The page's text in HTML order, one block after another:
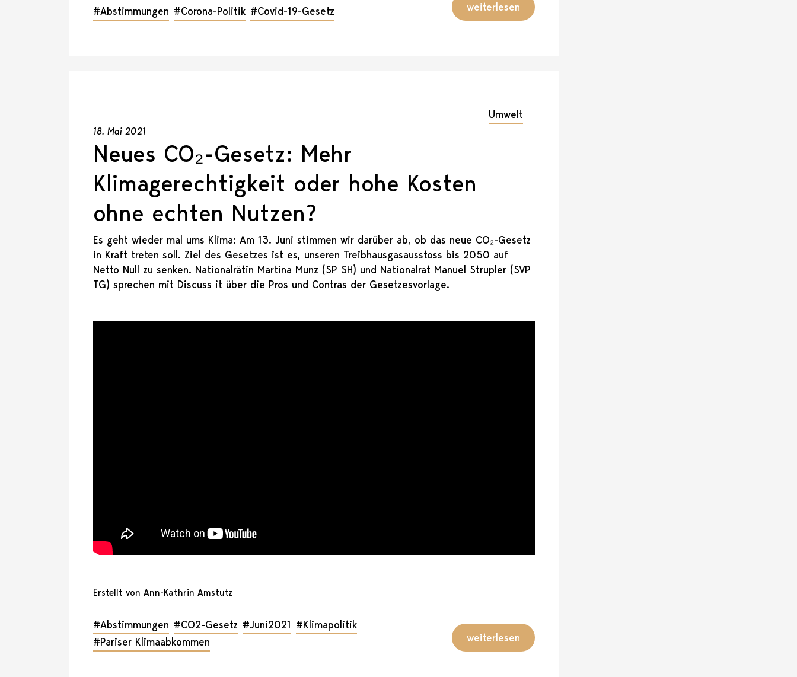
#Abstimmungen #Corona-Politik #Covid-19-Gesetz weiterlesen
Umwelt
18. Mai 2021
Neues CO₂-Gesetz: Mehr
Klimagerechtigkeit oder hohe Kosten
ohne echten Nutzen?
Es geht wieder mal ums Klima: Am 13. Juni stimmen wir darüber ab, ob das neue CO₂-Gesetz
in Kraft treten soll. Ziel des Gesetzes ist es, unseren Treibhausgasausstoss bis 2050 auf
Netto Null zu senken. Nationalrätin Martina Munz (SP SH) und Nationalrat Manuel Strupler (SVP
TG) sprechen mit Discuss it über die Pros und Contras der Gesetzesvorlage.
Erstellt von Ann-Kathrin Amstutz
#Abstimmungen #CO2-Gesetz #Juni2021 #Klimapolitik
#Pariser Klimaabkommen
weiterlesen